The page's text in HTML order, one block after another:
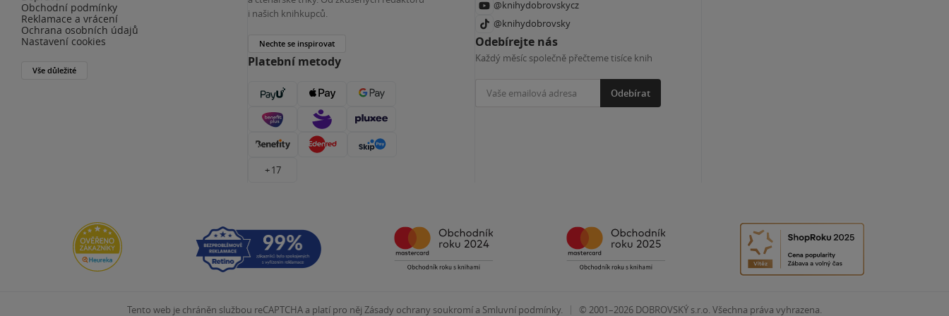
Obchodní podmínky
Reklamace a vrácení
Ochrana osobních údajů
Nastavení cookies
Vše důležité
i našich knihkupců.
Nechte se inspirovat
Platební metody
+ 17
@knihydobrovskycz
@knihydobrovsky
Odebírejte nás
Každý měsíc společně přečteme tisíce knih
Odebírat
Tento web je chráněn službou reCAPTCHA a platí pro něj Zásady ochrany soukromí a Smluvní podmínky. | © 2001–2026 DOBROVSKÝ s.r.o. Všechna práva vyhrazena.